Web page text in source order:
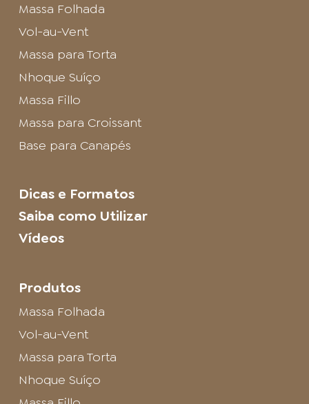
Massa Folhada
Vol-au-Vent
Massa para Torta
Nhoque Suíço
Massa Fillo
Massa para Croissant
Base para Canapés
Dicas e Formatos
Saiba como Utilizar
Vídeos
Produtos
Massa Folhada
Vol-au-Vent
Massa para Torta
Nhoque Suíço